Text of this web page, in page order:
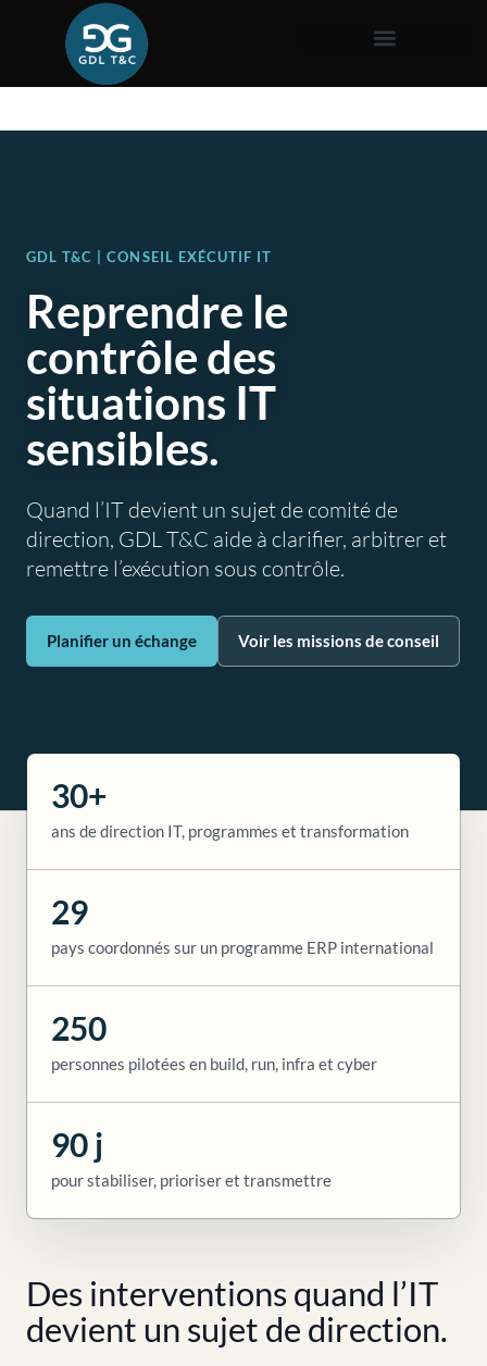
GDL T&C | CONSEIL EXÉCUTIF IT
Reprendre le
contrôle des
situations IT
sensibles.
Quand l’IT devient un sujet de comité de
direction, GDL T&C aide à clarifier, arbitrer et
remettre l’exécution sous contrôle.
Planifier un échange Voir les missions de conseil
30+
ans de direction IT, programmes et transformation
29
pays coordonnés sur un programme ERP international
250
personnes pilotées en build, run, infra et cyber
90 j
pour stabiliser, prioriser et transmettre
Des interventions quand l’IT
devient un sujet de direction.